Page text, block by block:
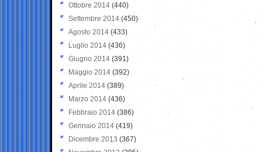
Ottobre 2014 (440)
Settembre 2014 (450)
Agosto 2014 (433)
Luglio 2014 (436)
Giugno 2014 (391)
Maggio 2014 (392)
Aprile 2014 (389)
Marzo 2014 (436)
Febbraio 2014 (386)
Gennaio 2014 (419)
Dicembre 2013 (367)